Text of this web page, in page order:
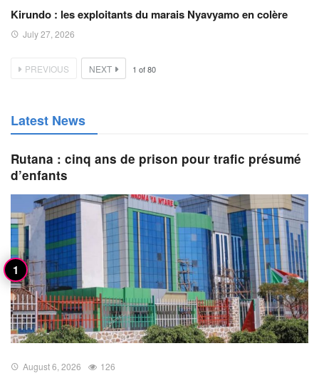
Kirundo : les exploitants du marais Nyavyamo en colère
July 27, 2026
PREVIOUS NEXT 1 of80
Latest News
Rutana : cinq ans de prison pour trafic présumé
d’enfants
August 6, 2026 126